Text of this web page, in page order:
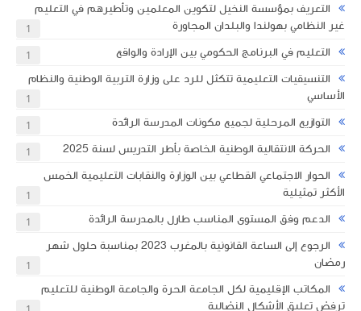
التعريف بمؤسسة النخيل لتكوين المعلمين وتأطيرهم في التعليم
غير النظامي بهولندا والبلدان المجاورة
1
التعليم في البرنامج الحكومي بين الإرادة والواقع 1
التنسيقيات التعليمية تتكثل للرد على وزارة التربية الوطنية والنظام
الأساسي
1
التوازيع المرحلية لجميع مكونات المدرسة الرائدة 1
الحركة الانتقالية الوطنية الخاصة بأطر التدريس لسنة 2025 1
الحوار الاجتماعي القطاعي بين الوزارة والنقابات التعليمية الخمس
الأكثر تمثيلية
1
الدعم وفق المستوى المناسب طارل بالمدرسة الرائدة 1
الرجوع إلى الساعة القانونية بالمغرب 2023 بمناسبة حلول شهر
رمضان
1
المكاتب الإقليمية لكل الجامعة الحرة والجامعة الوطنية للتعليم
ترفض تعليق الأشكال النضالية